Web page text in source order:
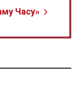
Часу»